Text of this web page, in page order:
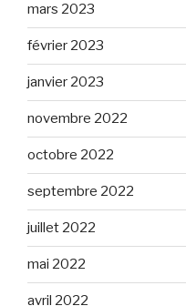
mars 2023
février 2023
janvier 2023
novembre 2022
octobre 2022
septembre 2022
juillet 2022
mai 2022
avril 2022